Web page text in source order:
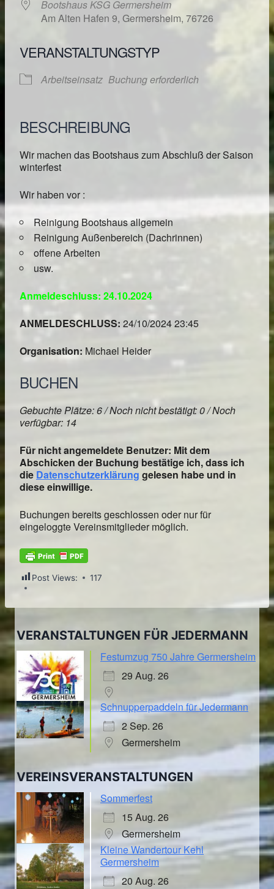
Bootshaus KSG Germersheim
Am Alten Hafen 9, Germersheim, 76726
VERANSTALTUNGSTYP
Arbeitseinsatz Buchung erforderlich
BESCHREIBUNG
Wir machen das Bootshaus zum Abschluß der Saison
winterfest
Wir haben vor :
Reinigung Bootshaus allgemein
Reinigung Außenbereich (Dachrinnen)
offene Arbeiten
usw.
Anmeldeschluss: 24.10.2024
ANMELDESCHLUSS: 24/10/2024 23:45
Organisation: Michael Heider
BUCHEN
Gebuchte Plätze: 6 / Noch nicht bestätigt: 0 / Noch
verfügbar: 14
Für nicht angemeldete Benutzer: Mit dem
Abschicken der Buchung bestätige ich, dass ich
die Datenschutzerklärung gelesen habe und in
diese einwillige.
Buchungen bereits geschlossen oder nur für
eingeloggte Vereinsmitglieder möglich.
Post Views: 117
VERANSTALTUNGEN FÜR JEDERMANN
Festumzug 750 Jahre Germersheim
29 Aug. 26
Schnupperpaddeln für Jedermann
2 Sep. 26
Germersheim
VEREINSVERANSTALTUNGEN
Sommerfest
15 Aug. 26
Germersheim
Kleine Wandertour Kehl
Germersheim
20 Aug. 26